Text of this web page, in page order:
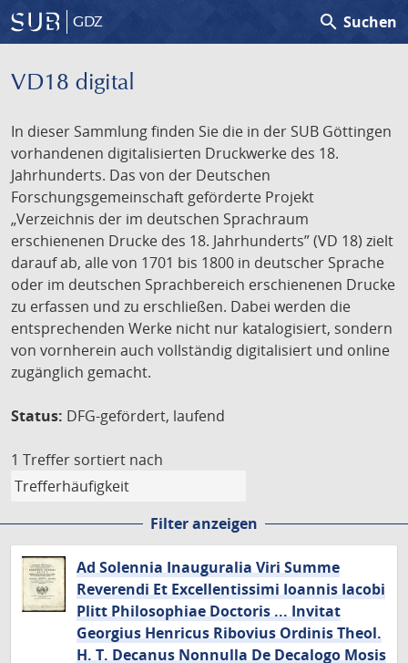
GDZ search Suchen
VD18 digital
In dieser Sammlung finden Sie die in der SUB Göttingen
vorhandenen digitalisierten Druckwerke des 18.
Jahrhunderts. Das von der Deutschen
Forschungsgemeinschaft geförderte Projekt
„Verzeichnis der im deutschen Sprachraum
erschienenen Drucke des 18. Jahrhunderts” (VD 18) zielt
darauf ab, alle von 1701 bis 1800 in deutscher Sprache
oder im deutschen Sprachbereich erschienenen Drucke
zu erfassen und zu erschließen. Dabei werden die
entsprechenden Werke nicht nur katalogisiert, sondern
von vornherein auch vollständig digitalisiert und online
zugänglich gemacht.
Status: DFG-gefördert, laufend
1 Treffer sortiert nach
Filter anzeigen
Ad Solennia Inauguralia Viri Summe
Reverendi Et Excellentissimi Ioannis Iacobi
Plitt Philosophiae Doctoris ... Invitat
Georgius Henricus Ribovius Ordinis Theol.
H. T. Decanus Nonnulla De Decalogo Mosis